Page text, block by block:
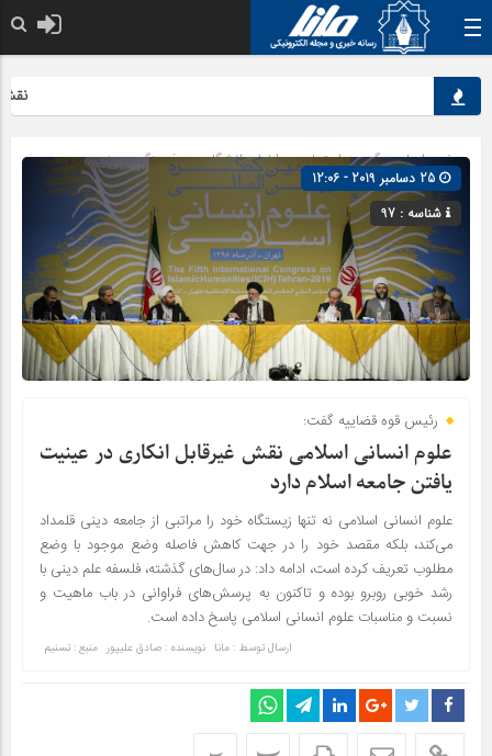
نقش
صفحه اصلی» گروه »اجتماعی»اخبار دانشگاهی»فرهنگ و هنر
شناسه : 97
رئیس قوه قضاییه گفت:
علوم انسانی اسلامی نقش غیرقابل انکاری در عینیت
یافتن جامعه اسلام دارد
علوم انسانی اسلامی نه تنها زیستگاه خود را مراتبی از جامعه دینی قلمداد
می‌کند، بلکه مقصد خود را در جهت کاهش فاصله وضع موجود با وضع
مطلوب تعریف کرده است، ادامه داد: در سال‌های گذشته، فلسفه علم دینی با
رشد خوبی روبرو بوده و تاکنون به پرسش‌های فراوانی در باب ماهیت و
نسبت و مناسبات علوم انسانی اسلامی پاسخ داده است.
ارسال توسط : مانا نویسنده : صادق علیپور منبع : تسنیم